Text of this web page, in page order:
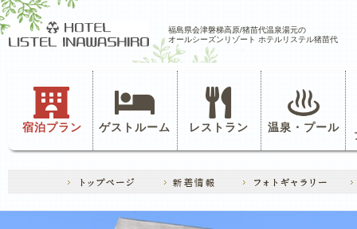
福島県会津磐梯高原/猪苗代温泉湯元の
オールシーズンリゾート ホテルリステル猪苗代
宿泊プラン ゲストルーム レストラン 温泉・プール